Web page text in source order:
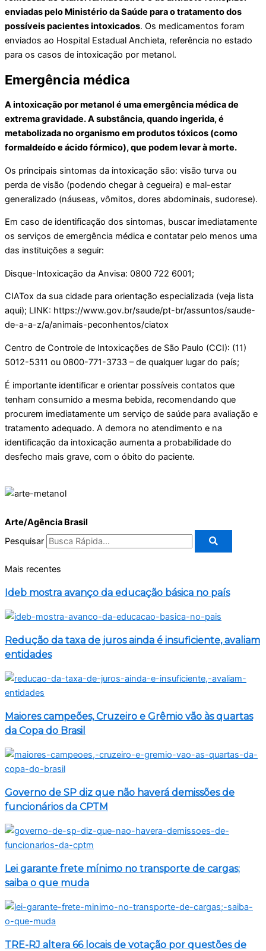
enviadas pelo Ministério da Saúde para o tratamento dos
possíveis pacientes intoxicados. Os medicamentos foram
enviados ao Hospital Estadual Anchieta, referência no estado
para os casos de intoxicação por metanol.
Emergência médica
A intoxicação por metanol é uma emergência médica de
extrema gravidade. A substância, quando ingerida, é
metabolizada no organismo em produtos tóxicos (como
formaldeído e ácido fórmico), que podem levar à morte.
Os principais sintomas da intoxicação são: visão turva ou
perda de visão (podendo chegar à cegueira) e mal-estar
generalizado (náuseas, vômitos, dores abdominais, sudorese).
Em caso de identificação dos sintomas, buscar imediatamente
os serviços de emergência médica e contatar pelo menos uma
das instituições a seguir:
Disque-Intoxicação da Anvisa: 0800 722 6001;
CIATox da sua cidade para orientação especializada (veja lista
aqui); LINK: https://www.gov.br/saude/pt-br/assuntos/saude-
de-a-a-z/a/animais-peconhentos/ciatox
Centro de Controle de Intoxicações de São Paulo (CCI): (11)
5012-5311 ou 0800-771-3733 – de qualquer lugar do país;
É importante identificar e orientar possíveis contatos que
tenham consumido a mesma bebida, recomendando que
procurem imediatamente um serviço de saúde para avaliação e
tratamento adequado. A demora no atendimento e na
identificação da intoxicação aumenta a probabilidade do
desfecho mais grave, com o óbito do paciente.
Arte/Agência Brasil
Pesquisar
Mais recentes
Ideb mostra avanço da educação básica no país
Redução da taxa de juros ainda é insuficiente, avaliam
entidades
Maiores campeões, Cruzeiro e Grêmio vão às quartas
da Copa do Brasil
Governo de SP diz que não haverá demissões de
funcionários da CPTM
Lei garante frete mínimo no transporte de cargas;
saiba o que muda
TRE-RJ altera 66 locais de votação por questões de